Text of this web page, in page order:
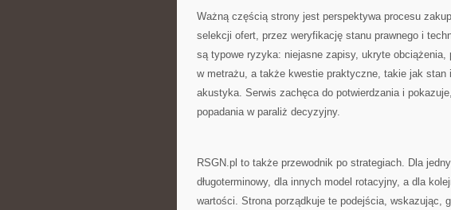
Ważną częścią strony jest perspektywa procesu
selekcji ofert, przez weryfikację stanu prawnego i
są typowe ryzyka: niejasne zapisy, ukryte
w metrażu, a także kwestie praktyczne, takie jak
akustyka. Serwis zachęca do potwierdzania i
popadania w paraliż decyzyjny.
RSGN.pl to także przewodnik po strategiach. Dla
długoterminowy, dla innych model rotacyjny, a dla
wartości. Strona porządkuje te podejścia, wskazując,